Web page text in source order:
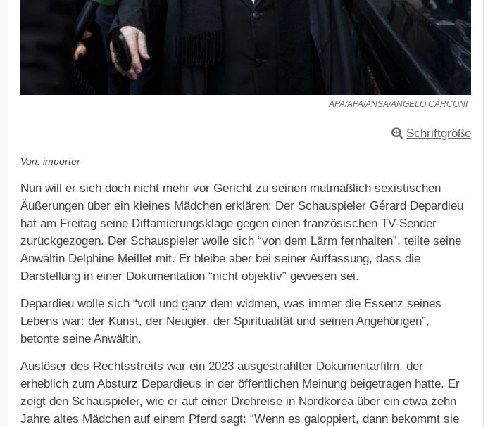
APA/APA/ANSA/ANGELO CARCONI
Schriftgröße
Von: importer
Nun will er sich doch nicht mehr vor Gericht zu seinen mutmaßlich sexistischen
Äußerungen über ein kleines Mädchen erklären: Der Schauspieler Gérard Depardieu
hat am Freitag seine Diffamierungsklage gegen einen französischen TV-Sender
zurückgezogen. Der Schauspieler wolle sich “von dem Lärm fernhalten”, teilte seine
Anwältin Delphine Meillet mit. Er bleibe aber bei seiner Auffassung, dass die
Darstellung in einer Dokumentation “nicht objektiv” gewesen sei.
Depardieu wolle sich “voll und ganz dem widmen, was immer die Essenz seines
Lebens war: der Kunst, der Neugier, der Spiritualität und seinen Angehörigen”,
betonte seine Anwältin.
Auslöser des Rechtsstreits war ein 2023 ausgestrahlter Dokumentarfilm, der
erheblich zum Absturz Depardieus in der öffentlichen Meinung beigetragen hatte. Er
zeigt den Schauspieler, wie er auf einer Drehreise in Nordkorea über ein etwa zehn
Jahre altes Mädchen auf einem Pferd sagt: “Wenn es galoppiert, dann bekommt sie